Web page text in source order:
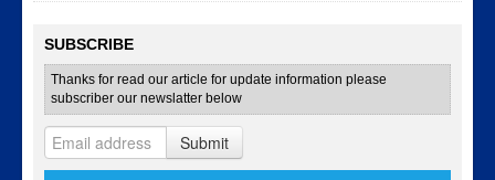
SUBSCRIBE
Thanks for read our article for update information please
subscriber our newslatter below
Submit